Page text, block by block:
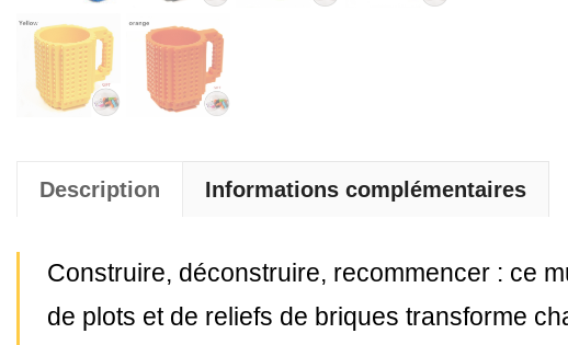
Description Informations complémentaires
Construire, déconstruire, recommencer : ce
de plots et de reliefs de briques transforme